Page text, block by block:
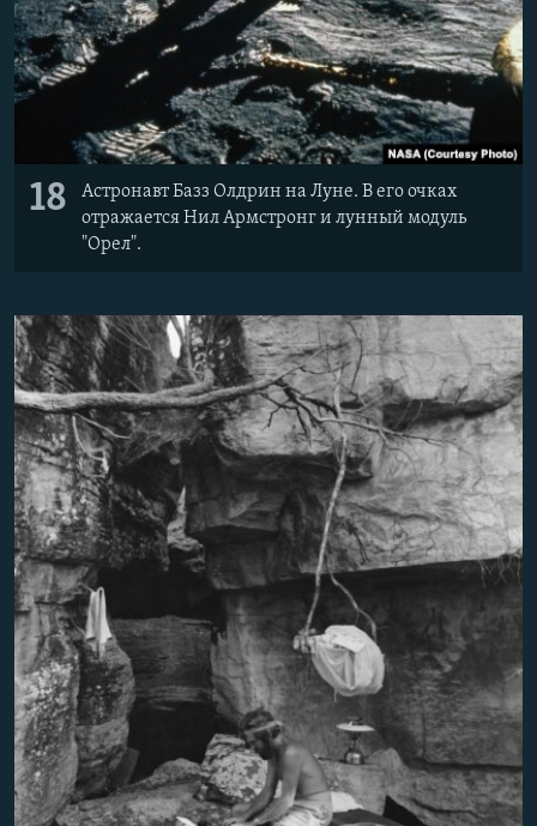
18
Астронавт Базз Олдрин на Луне. В его очках
отражается Нил Армстронг и лунный модуль
"Орел".